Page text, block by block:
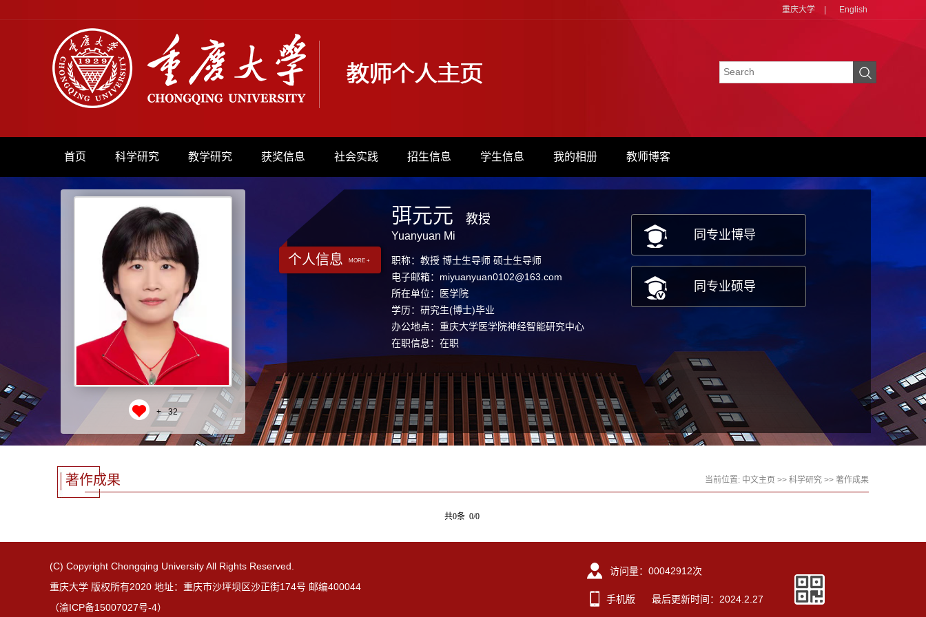
重庆大学 English
首页 科学研究 教学研究 获奖信息 社会实践 招生信息 学生信息 我的相册 教师博客
+ 32
个人信息 MORE +
弭元元
Yuanyuan Mi
教授
职称：教授 博士生导师 硕士生导师
电子邮箱： miyuanyuan0102@163.com
所在单位：医学院
学历：研究生(博士)毕业
办公地点：重庆大学医学院神经智能研究中心
在职信息：在职
同专业博导
同专业硕导
著作成果 当前位置: 中文主页 >> 科学研究 >> 著作成果
共0条 0/0
(C) Copyright Chongqing University All Rights Reserved.
重庆大学 版权所有2020 地址：重庆市沙坪坝区沙正街174号 邮编400044
（渝ICP备15007027号-4）
访问量： 00042912次
手机版 最后更新时间： 2024 2 27